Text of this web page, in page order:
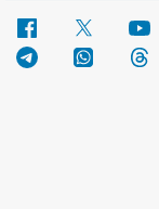
Facebook
Telegram WhatsApp